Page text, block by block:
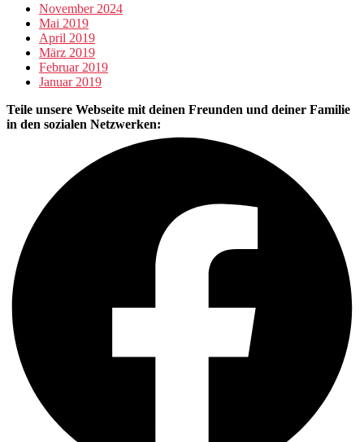
November 2024
Mai 2019
April 2019
März 2019
Februar 2019
Januar 2019
Teile unsere Webseite mit deinen Freunden und deiner Familie
in den sozialen Netzwerken: